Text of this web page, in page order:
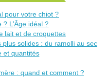
pour votre chiot ?
L’Âge idéal ?
lait et de croquettes
solides : du ramolli au sec
et quantités
: quand et comment ?